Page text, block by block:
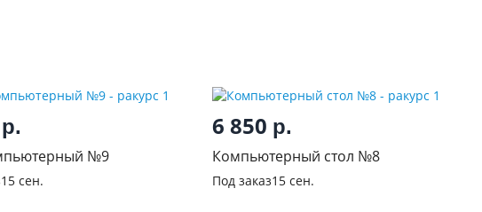
р.
№9
15 сен.
6 850 р.
Компьютерный стол №8
Под заказ15 сен.